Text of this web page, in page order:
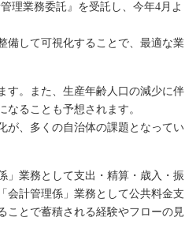
理業務委託』を受託し、今年4月よ
備して可視化することで、最適な業
す。また、生産年齢人口の減少に伴
ることも予想されます。
が、多くの自治体の課題となってい
」業務として支出・精算・歳入・振
会計管理係」業務として公共料金支
ことで蓄積される経験やフローの見